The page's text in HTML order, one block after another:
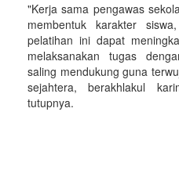
"Kerja sama pengawas
membentuk karakter
pelatihan ini dapat
melaksanakan tugas
saling mendukung guna
sejahtera, berakhlakul
tutupnya.